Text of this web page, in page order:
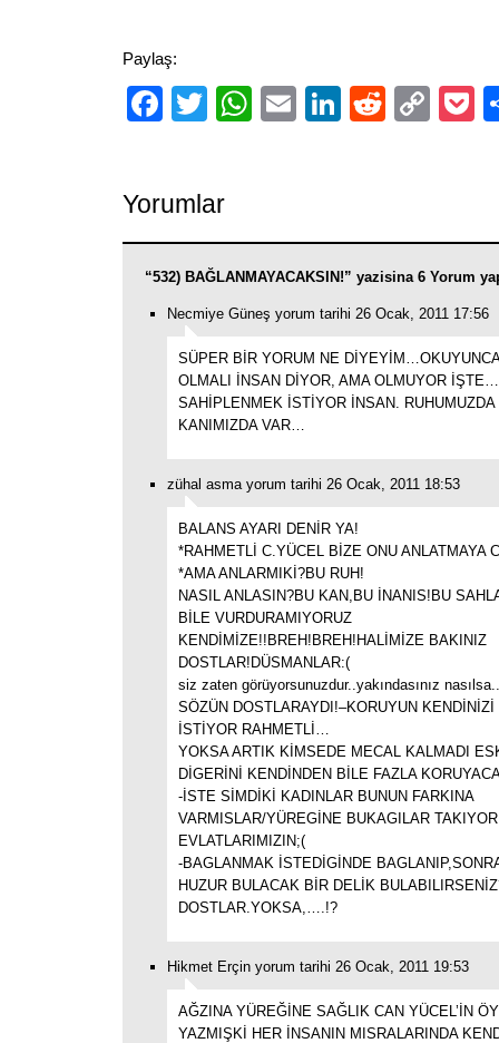
Paylaş:
Facebook
TwitterWhatsApp
EmailLinkedIn
Reddit
Yorumlar
“532) BAĞLANMAYACAKSIN!” yazisina 6 Yorum
Necmiye Güneş yorum tarihi 26 Ocak, 2011 17:56
SÜPER BİR YORUM NE
OLMALI İNSAN DİYOR, AMA OLMUYOR
SAHİPLENMEK İSTİYOR İNSAN. RUHUMUZDA
KANIMIZDA VAR…
zühal asma yorum tarihi 26 Ocak, 2011 18:53
BALANS AYARI DENİR YA!
*RAHMETLİ C.YÜCEL BİZE ONU ANLATMAYA
*AMA ANLARMIKİ?BU RUH!
NASIL ANLASIN?BU KAN,BU İNANIS!BU
BİLE VURDURAMIYORUZ
KENDİMİZE!!BREH!BREH!HALİMİZE BAKINIZ
DOSTLAR!DÜSMANLAR:(
siz zaten görüyorsunuzdur..yakındasınız
SÖZÜN DOSTLARAYDI!–KORUYUN
İSTİYOR RAHMETLİ…
YOKSA ARTIK KİMSEDE MECAL KALMADI
DİGERİNİ KENDİNDEN BİLE FAZLA
-İSTE SİMDİKİ KADINLAR BUNUN FARKINA
VARMISLAR/YÜREGİNE BUKAGILAR
EVLATLARIMIZIN;(
-BAGLANMAK İSTEDİGİNDE
HUZUR BULACAK BİR DELİK
DOSTLAR.YOKSA,….!?
Hikmet Erçin yorum tarihi 26 Ocak, 2011 19:53
AĞZINA YÜREĞİNE SAĞLIK CAN YÜCEL’İN
YAZMIŞKİ HER İNSANIN MISRALARINDA